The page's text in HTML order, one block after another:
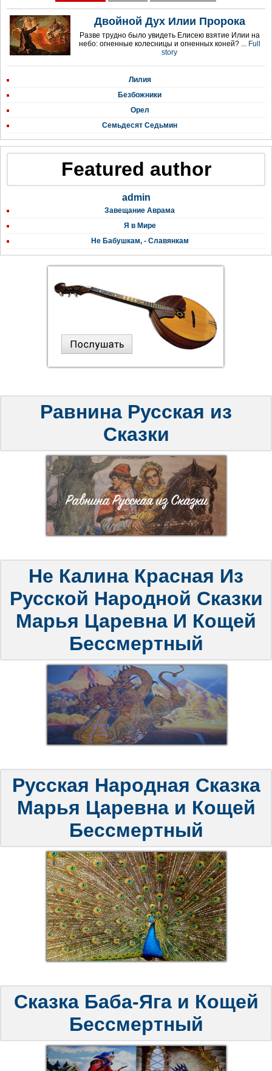
Двойной Дух Илии Пророка
Разве трудно было увидеть Елисею взятие Илии на
небо: огненные колесницы и огненных коней? ... Full
story
Лилия
Безбожники
Орел
Семьдесят Седьмин
Featured author
admin
Завещание Аврама
Я в Мире
Не Бабушкам, - Славянкам
Равнина Русская из
Сказки
Не Калина Красная Из
Русской Народной Сказки
Марья Царевна И Кощей
Бессмертный
Русская Народная Сказка
Марья Царевна и Кощей
Бессмертный
Сказка Баба-Яга и Кощей
Бессмертный